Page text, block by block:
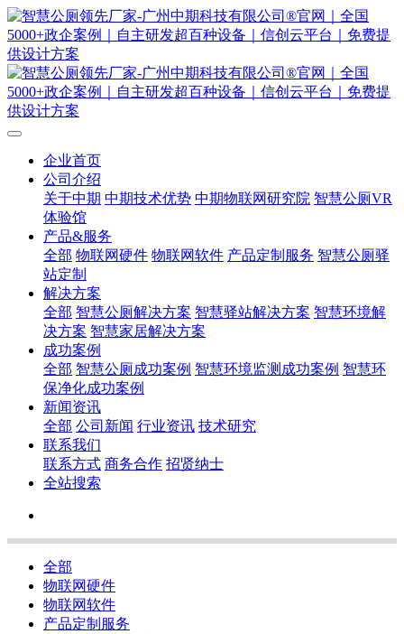
企业首页
公司介绍
关于中期 中期技术优势 中期物联网研究院 智慧公厕VR
体验馆
产品&服务
全部 物联网硬件 物联网软件 产品定制服务 智慧公厕驿
站定制
解决方案
全部 智慧公厕解决方案 智慧驿站解决方案 智慧环境解
决方案 智慧家居解决方案
成功案例
全部 智慧公厕成功案例 智慧环境监测成功案例 智慧环
保净化成功案例
新闻资讯
全部 公司新闻 行业资讯 技术研究
联系我们
联系方式 商务合作 招贤纳士
全站搜索
全部
物联网硬件
物联网软件
产品定制服务